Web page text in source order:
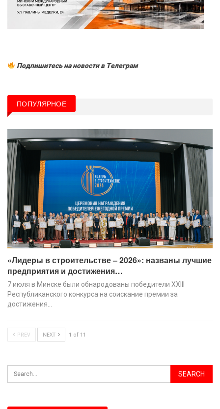
Подпишитесь на новости в Tелеграм
ПОПУЛЯРНОЕ
«Лидеры в строительстве – 2026»: названы лучшие
предприятия и достижения…
7 июля в Минске были обнародованы победители XХIII
Республиканского конкурса на соискание премии за
достижения…
PREV NEXT 1 of 11